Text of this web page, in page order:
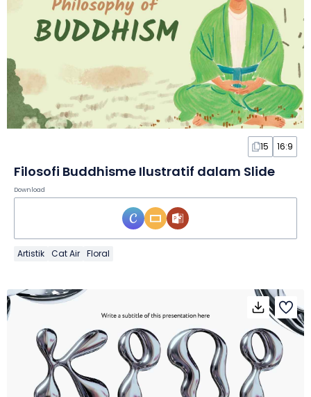
15 16:9
Filosofi Buddhisme Ilustratif dalam Slide
Download
Artistik Cat Air Floral